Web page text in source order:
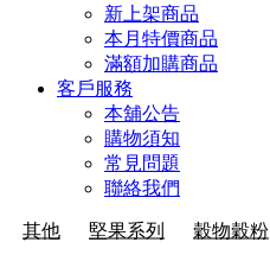
新上架商品
本月特價商品
滿額加購商品
客戶服務
本舖公告
購物須知
常見問題
聯絡我們
其他 堅果系列 穀物穀粉